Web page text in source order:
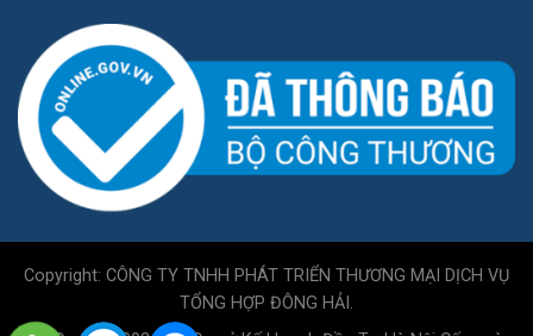
Copyright: CÔNG TY TNHH PHÁT TRIỂN THƯƠNG MẠI DỊCH VỤ
TỔNG HỢP ĐÔNG HẢI.